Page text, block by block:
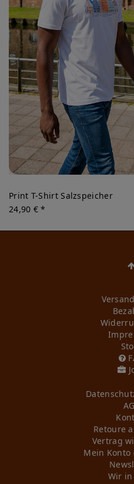
Print T-Shirt Salzspeicher
24,90 € *
Retoure
Vertrag
Mein Konto
Wir in